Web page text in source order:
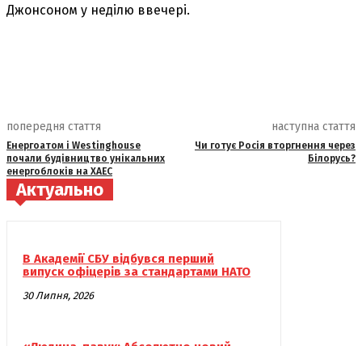
Джонсоном у неділю ввечері.
попередня стаття
Енергоатом і Westinghouse
почали будівництво унікальних
енергоблоків на ХАЕС
наступна стаття
Чи готує Росія вторгнення через
Білорусь?
Актуально
В Академії СБУ відбувся перший
випуск офіцерів за стандартами НАТО
30 Липня, 2026